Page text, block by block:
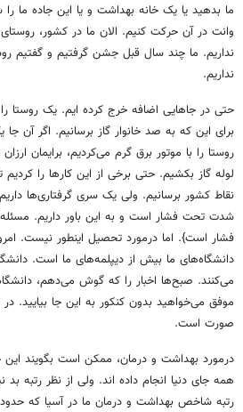
ما بدهید یا یک خانه بهداشت و یا این جاده ما را
نداریم.
برای این که به صد خانوار گاز برسانیم. اگر آن
لوله گاز بکشیم. حتی برخی از این کارها را کردیم
نقاط کشور برسانیم. ولی یک سری گرفتاری‌ها
شدت تحت فشار است و به این باور داریم.
فشار است}. اما درمورد تحصیل اینطور نیست.
دانشگاه‌های ما بیش از دیپلمه‌های ما است.
می‌کنند. صبح‌ها اخبار را که گوش می‌دهم، دانشگاه
موفق می‌خواهید بدون کنکور به این جا بیایید.
صورت است.
درمورد بهداشت و درمان، ممکن است بگویند این